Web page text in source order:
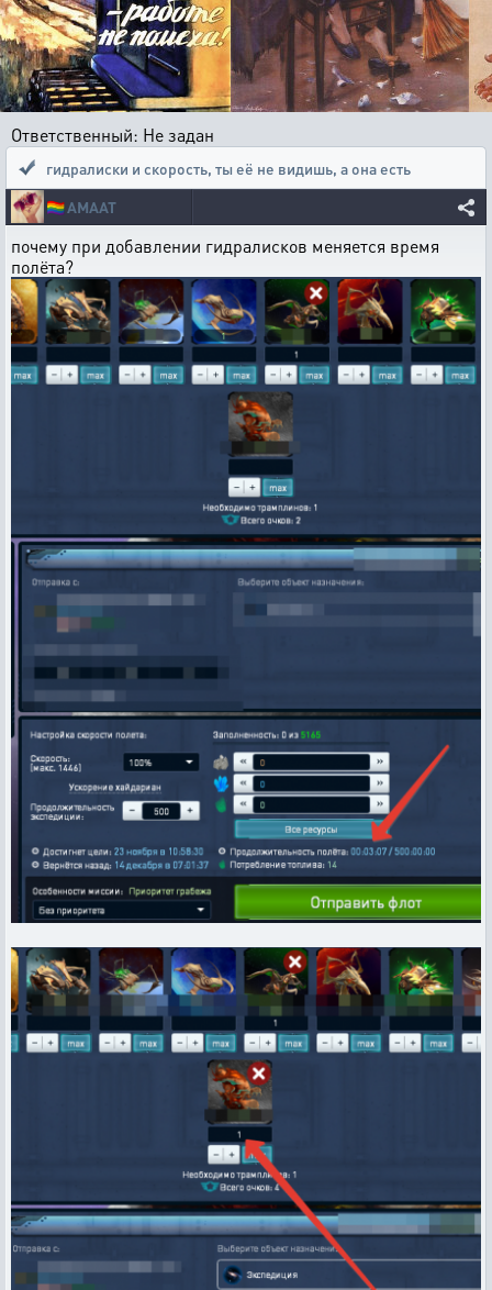
Ответственный: Не задан
гидралиски и скорость, ты её не видишь, а она есть
🏳️‍🌈AMAAT
почему при добавлении гидралисков меняется время
полёта?